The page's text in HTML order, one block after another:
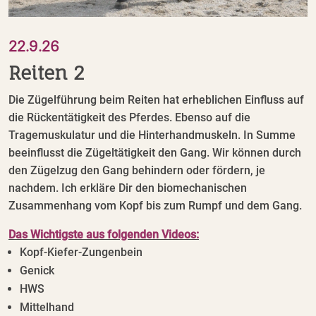
22.9.26
Reiten 2
Die Zügelführung beim Reiten hat erheblichen Einfluss auf
die Rückentätigkeit des Pferdes. Ebenso auf die
Tragemuskulatur und die Hinterhandmuskeln. In Summe
beeinflusst die Zügeltätigkeit den Gang. Wir können durch
den Zügelzug den Gang behindern oder fördern, je
nachdem. Ich erkläre Dir den biomechanischen
Zusammenhang vom Kopf bis zum Rumpf und dem Gang.
Das Wichtigste aus folgenden Videos:
Kopf-Kiefer-Zungenbein
Genick
HWS
Mittelhand